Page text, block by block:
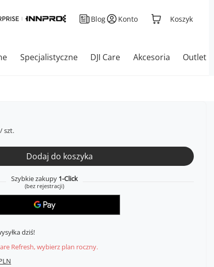
Blog Konto Koszyk
Specjalistyczne DJI Care Akcesoria Outlet
/szt.
Dodaj do koszyka
Szybkie zakupy 1-Click
(bez rejestracji)
dziś!
Refresh, wybierz plan roczny.